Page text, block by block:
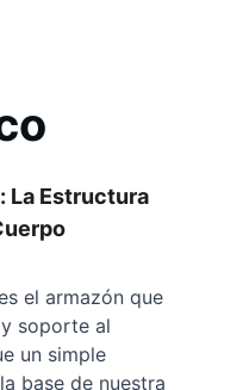
La Estructura
el armazón que
soporte al
un simple
base de nuestra